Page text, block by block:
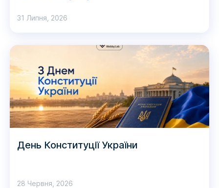
31 Липня, 2026
День Конституції України
28 Червня, 2026